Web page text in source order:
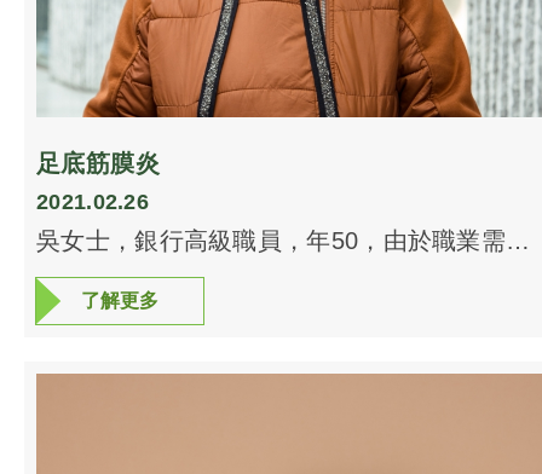
四、五腰椎附近，皮膚呈現深紅色，跟住來個
全身艾灸，溫通督脈補陽氣。做完之後，林先
生感覺有點紓緩，但兩三日後又回復之前一
治療，這次我們用小口徑杯在林先生右腰部位
做負氣壓走罐。不出幾秒，右腰部皮膚浮現瘀
黑色班塊，原來病源就在這裡，隨即循右腿膽
經走罐，沿途皆有瘀黑班點浮現，接著半小時
做全身艾灸補陽氣。 這次治療對病情大有改
善，林先生一年多來，第一次可以走路半小時
足底筋膜炎
2021.02.26
吳女士，銀行高級職員，年50，由於職業需要
著高跟鞋及站立時間頗長，四年前右腳底筋膜
發炎，長期劇痛，看過醫生，囑醫吩咐在腳底
止痛餅渡日。後來在網上看到本中心有腳底艾
了解更多
了解更多